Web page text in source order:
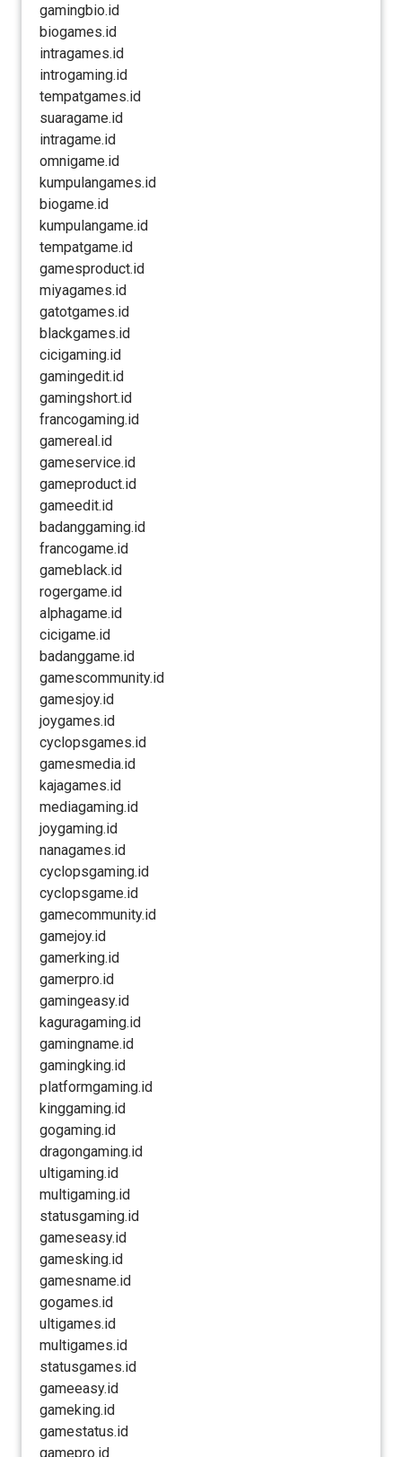
gamingbio.id
biogames.id
intragames.id
introgaming.id
tempatgames.id
suaragame.id
intragame.id
omnigame.id
kumpulangames.id
biogame.id
kumpulangame.id
tempatgame.id
gamesproduct.id
miyagames.id
gatotgames.id
blackgames.id
cicigaming.id
gamingedit.id
gamingshort.id
francogaming.id
gamereal.id
gameservice.id
gameproduct.id
gameedit.id
badanggaming.id
francogame.id
gameblack.id
rogergame.id
alphagame.id
cicigame.id
badanggame.id
gamescommunity.id
gamesjoy.id
joygames.id
cyclopsgames.id
gamesmedia.id
kajagames.id
mediagaming.id
joygaming.id
nanagames.id
cyclopsgaming.id
cyclopsgame.id
gamecommunity.id
gamejoy.id
gamerking.id
gamerpro.id
gamingeasy.id
kaguragaming.id
gamingname.id
gamingking.id
platformgaming.id
kinggaming.id
gogaming.id
dragongaming.id
ultigaming.id
multigaming.id
statusgaming.id
gameseasy.id
gamesking.id
gamesname.id
gogames.id
ultigames.id
multigames.id
statusgames.id
gameeasy.id
gameking.id
gamestatus.id
gamepro.id